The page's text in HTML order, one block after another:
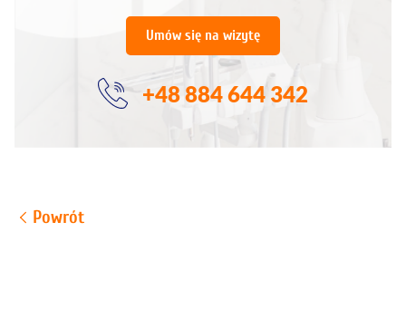
Umów się na wizytę
+48 884 644 342
Powrót